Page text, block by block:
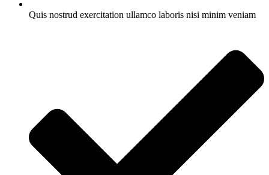
Quis nostrud exercitation ullamco laboris nisi minim veniam